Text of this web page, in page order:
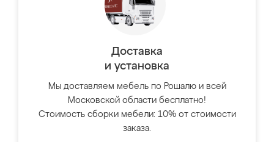
Доставка
и установка
Мы доставляем мебель по Рошалю и всей
Московской области бесплатно!
Стоимость сборки мебели: 10% от стоимости
заказа.